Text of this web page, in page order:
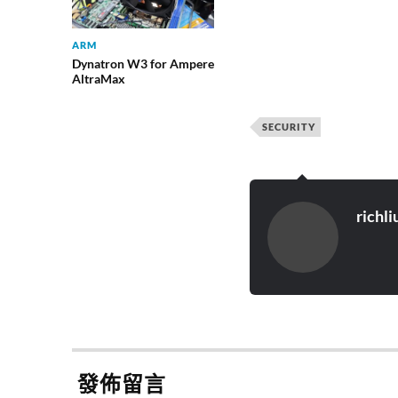
ARM
Dynatron W3 for Ampere
AltraMax
SECURITY
發佈留言